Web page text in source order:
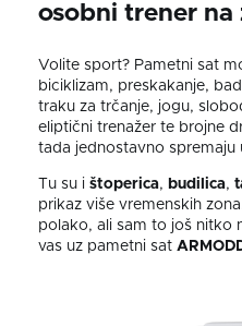
osobni trener na
Volite sport? Pametni sat
biciklizam, preskakanje,
traku za trčanje, jogu,
eliptični trenažer te brojne
tada jednostavno spremaju
Tu su i štoperica, budilica,
prikaz više vremenskih
polako, ali sam to još nitko
vas uz pametni sat